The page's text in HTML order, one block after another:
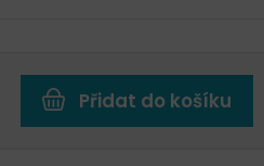
Přidat do košíku